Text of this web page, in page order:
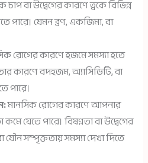
চাপ বা উদ্বেগের কারণে ত্বকে বিভিন্ন
পারে। যেমন ব্রণ, একজিমা, বা
রোগের কারণে হজমে সমস্যা হতে
কারণে বদহজম, অ্যাসিডিটি, বা
পারে।
মানসিক রোগের কারণে আপনার
যেতে পারে। বিষণ্নতা বা উদ্বেগের
যৌন সম্পৃক্ততায় সমস্যা দেখা দিতে